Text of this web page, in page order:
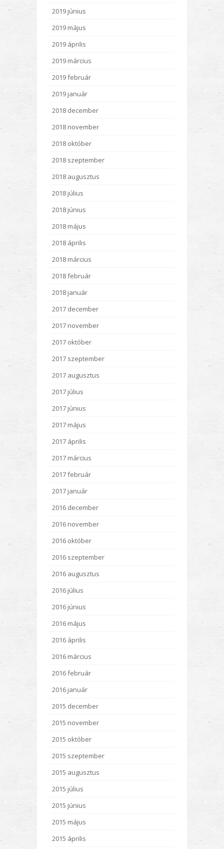
2019 június
2019 május
2019 április
2019 március
2019 február
2019 január
2018 december
2018 november
2018 október
2018 szeptember
2018 augusztus
2018 július
2018 június
2018 május
2018 április
2018 március
2018 február
2018 január
2017 december
2017 november
2017 október
2017 szeptember
2017 augusztus
2017 július
2017 június
2017 május
2017 április
2017 március
2017 február
2017 január
2016 december
2016 november
2016 október
2016 szeptember
2016 augusztus
2016 július
2016 június
2016 május
2016 április
2016 március
2016 február
2016 január
2015 december
2015 november
2015 október
2015 szeptember
2015 augusztus
2015 július
2015 június
2015 május
2015 április